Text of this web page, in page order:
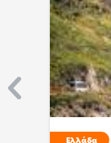
Ελλάδα